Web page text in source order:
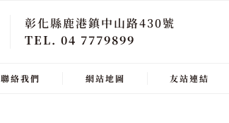
彰化縣鹿港鎮中山路430號
TEL. 04 7779899
聯絡我們 網站地圖 友站連結